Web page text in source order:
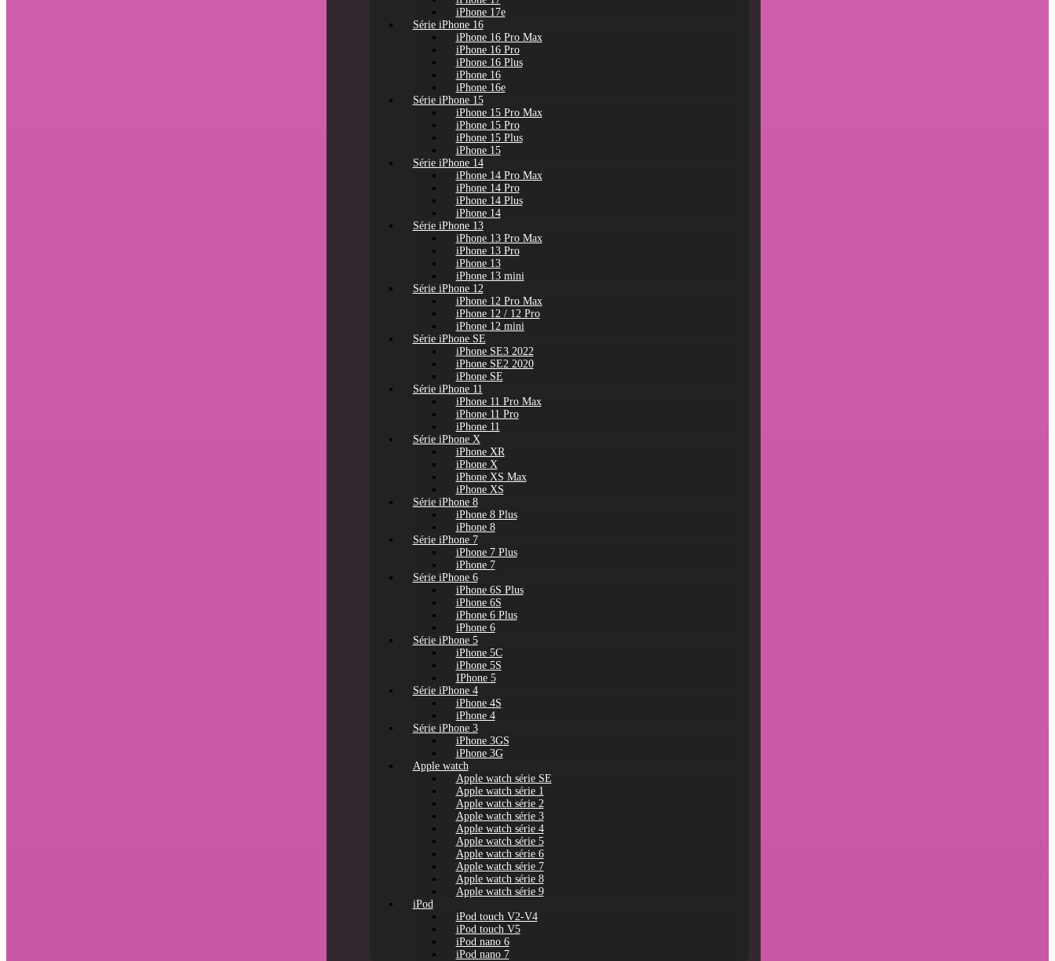
iPhone 17e
Série iPhone 16
iPhone 16 Pro Max
iPhone 16 Pro
iPhone 16 Plus
iPhone 16
iPhone 16e
Série iPhone 15
iPhone 15 Pro Max
iPhone 15 Pro
iPhone 15 Plus
iPhone 15
Série iPhone 14
iPhone 14 Pro Max
iPhone 14 Pro
iPhone 14 Plus
iPhone 14
Série iPhone 13
iPhone 13 Pro Max
iPhone 13 Pro
iPhone 13
iPhone 13 mini
Série iPhone 12
iPhone 12 Pro Max
iPhone 12 / 12 Pro
iPhone 12 mini
Série iPhone SE
iPhone SE3 2022
iPhone SE2 2020
iPhone SE
Série iPhone 11
iPhone 11 Pro Max
iPhone 11 Pro
iPhone 11
Série iPhone X
iPhone XR
iPhone X
iPhone XS Max
iPhone XS
Série iPhone 8
iPhone 8 Plus
iPhone 8
Série iPhone 7
iPhone 7 Plus
iPhone 7
Série iPhone 6
iPhone 6S Plus
iPhone 6S
iPhone 6 Plus
iPhone 6
Série iPhone 5
iPhone 5C
iPhone 5S
IPhone 5
Série iPhone 4
iPhone 4S
iPhone 4
Série iPhone 3
iPhone 3GS
iPhone 3G
Apple watch
Apple watch série SE
Apple watch série 1
Apple watch série 2
Apple watch série 3
Apple watch série 4
Apple watch série 5
Apple watch série 6
Apple watch série 7
Apple watch série 8
Apple watch série 9
iPod
iPod touch V2-V4
iPod touch V5
iPod nano 6
iPod nano 7